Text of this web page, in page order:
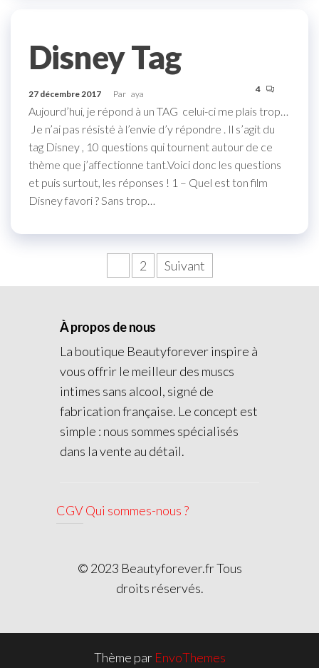
Disney Tag
27 décembre 2017 Par aya 4
Aujourd’hui, je répond à un TAG celui-ci me plais trop…
Je n’ai pas résisté à l’envie d’y répondre . Il s’agit du
tag Disney , 10 questions qui tournent autour de ce
thème que j’affectionne tant.Voici donc les questions
et puis surtout, les réponses ! 1 – Quel est ton film
Disney favori ? Sans trop…
2 Suivant
À propos de nous
La boutique Beautyforever inspire à
vous offrir le meilleur des muscs
intimes sans alcool, signé de
fabrication française. Le concept est
simple : nous sommes spécialisés
dans la vente au détail.
CGVQui sommes-nous ?
© 2023 Beautyforever.fr Tous
droits réservés.
Thème par EnvoThemes